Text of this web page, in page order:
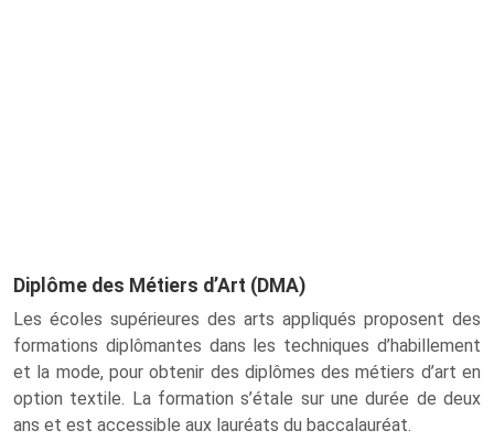
Diplôme des Métiers d’Art (DMA)
Les écoles supérieures des arts appliqués proposent des
formations diplômantes dans les techniques d’habillement
et la mode, pour obtenir des diplômes des métiers d’art en
option textile. La formation s’étale sur une durée de deux
ans et est accessible aux lauréats du baccalauréat.